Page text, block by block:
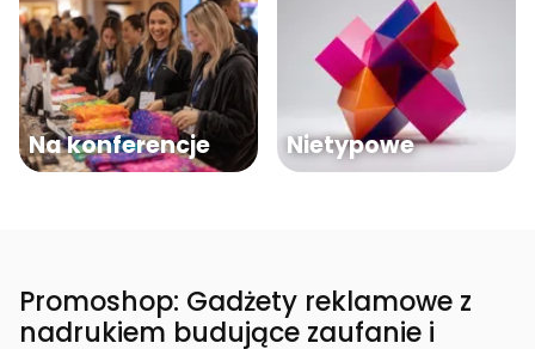
Na konferencje Nietypowe
Promoshop: Gadżety reklamowe z
nadrukiem budujące zaufanie i